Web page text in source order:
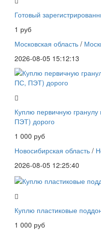
Готовый
1 руб
Московская область /
2026-08-05 15:12:13
Куплю первичную
ПЭТ) дорого
1 000 руб
Новосибирская область /
2026-08-05 12:25:40
Куплю пластиковые
1 000 руб